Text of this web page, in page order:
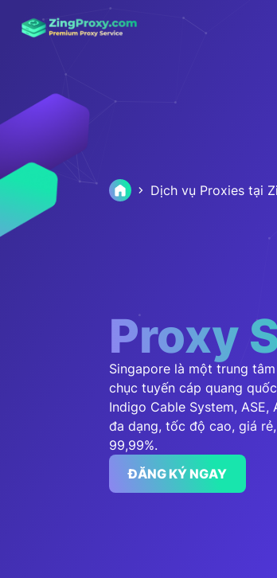
Dịch vụ Proxies tại
Proxy
Singapore là một trung
chục tuyến cáp quang
Indigo Cable System,
đa dạng, tốc độ cao, giá
99,99%.
ĐĂNG KÝ NGAY